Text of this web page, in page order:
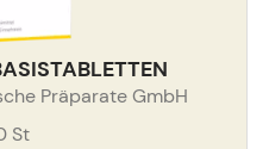
Präparate GmbH
St